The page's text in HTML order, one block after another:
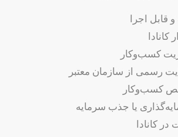
و قابل اجرا
کانادا
کسب‌وکار
رسمی از سازمان معتبر
کسب‌وکار
یا جذب سرمایه
در کانادا